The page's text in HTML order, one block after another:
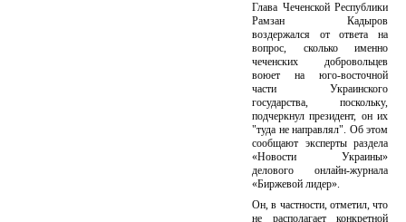
Глава Чеченской Республики
Рамзан Кадыров
воздержался от ответа на
вопрос, сколько именно
чеченских добровольцев
воюет на юго-восточной
части Украинского
государства, поскольку,
подчеркнул президент, он их
"туда не направлял". Об этом
сообщают эксперты раздела
«Новости Украины»
делового онлайн-журнала
«Биржевой лидер».
Он, в частности, отметил, что
не располагает конкретной